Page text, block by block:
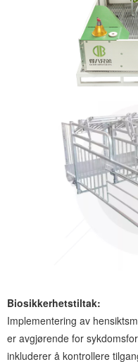
Biosikkerhetstiltak:
Implementering av
er avgjørende for
inkluderer å kontrollere